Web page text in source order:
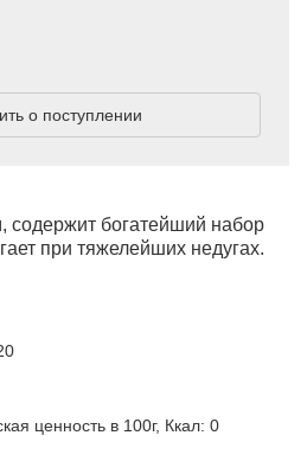
содержит богатейший набор
при тяжелейших недугах.
ценность в 100г, Ккал: 0
о поступлении